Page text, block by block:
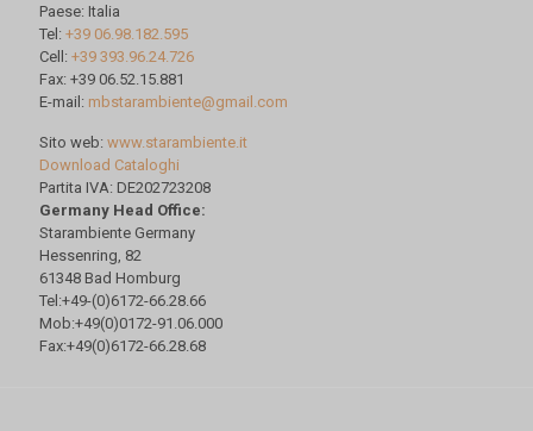
Paese: Italia
Tel: +39 06.98.182.595
Cell: +39 393.96.24.726
Fax: +39 06.52.15.881
E-mail: mbstarambiente@gmail.com
Sito web: www.starambiente.it
Download Cataloghi
Partita IVA: DE202723208
Germany Head Office:
Starambiente Germany
Hessenring, 82
61348 Bad Homburg
Tel:+49-(0)6172-66.28.66
Mob:+49(0)0172-91.06.000
Fax:+49(0)6172-66.28.68